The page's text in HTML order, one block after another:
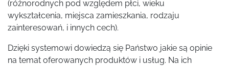
(różnorodnych pod względem płci, wieku
wykształcenia, miejsca zamieszkania, rodzaju
zainteresowań, i innych cech).
Dzięki systemowi dowiedzą się Państwo jakie są opinie
na temat oferowanych produktów i usług. Na ich